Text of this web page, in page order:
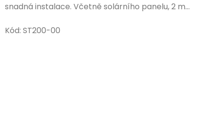
snadná instalace. Včetně solárního panelu, 2 m...
Kód: ST200-00